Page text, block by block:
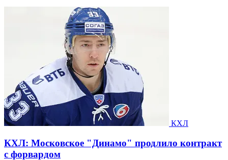
КХЛ
КХЛ: Московское "Динамо" продлило контракт
с форвардом